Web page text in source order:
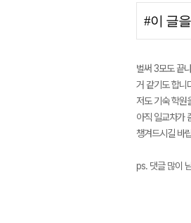
#이 글
벌써 3모도 끝
거 같기도 합니
저도 기숙 학원
아직 일교차가
챙겨드시길 바
ps. 댓글 많이